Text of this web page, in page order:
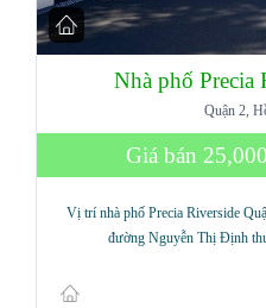
Nhà phố Precia
Quận 2,
Giá bán
Vị trí nhà phố Precia Riverside
đường Nguyễn Thị Định